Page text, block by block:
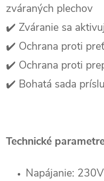
zváraných plechov
✔️ Zváranie sa
✔️ Ochrana proti
✔️ Ochrana proti
✔️ Bohatá sada
Technické
Napájanie: 230V